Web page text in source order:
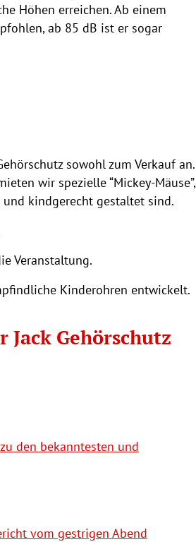
Höhen erreichen. Ab einem
ab 85 dB ist er sogar
sowohl zum Verkauf an.
wir spezielle “Mickey-Mäuse”,
kindgerecht gestaltet sind.
Veranstaltung.
Kinderohren entwickelt.
Gehörschutz
den bekanntesten und
vom gestrigen Abend